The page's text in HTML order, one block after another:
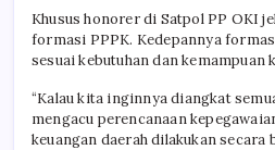
Khusus honorer di Satpol PP OKI
formasi PPPK. Kedepannya
sesuai kebutuhan dan kemampuan
“Kalau kita inginnya diangkat
mengacu perencanaan
keuangan daerah dilakukan secara